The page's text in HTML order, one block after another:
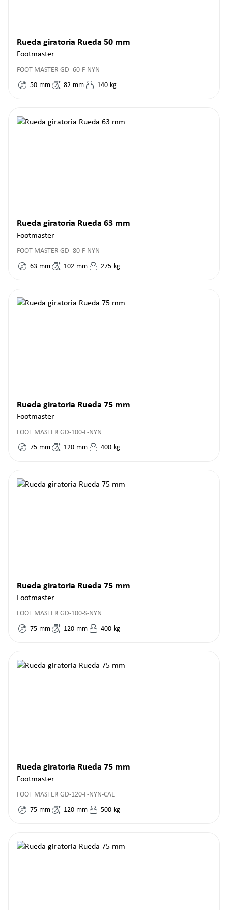
Rueda giratoria Rueda 50 mm
Footmaster
FOOT MASTER GD- 60-F-NYN
50 mm 82 mm 140 kg
Rueda giratoria Rueda 63 mm
Footmaster
FOOT MASTER GD- 80-F-NYN
63 mm 102 mm 275 kg
Rueda giratoria Rueda 75 mm
Footmaster
FOOT MASTER GD-100-F-NYN
75 mm 120 mm 400 kg
Rueda giratoria Rueda 75 mm
Footmaster
FOOT MASTER GD-100-S-NYN
75 mm 120 mm 400 kg
Rueda giratoria Rueda 75 mm
Footmaster
FOOT MASTER GD-120-F-NYN-CAL
75 mm 120 mm 500 kg